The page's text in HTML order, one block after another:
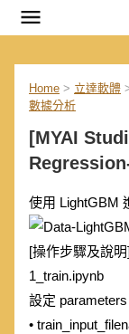
Home > 立達軟體
數據分析
[MYAI
使用 LightGBM
[操作步驟及說
1_train.ipynb
設定
•